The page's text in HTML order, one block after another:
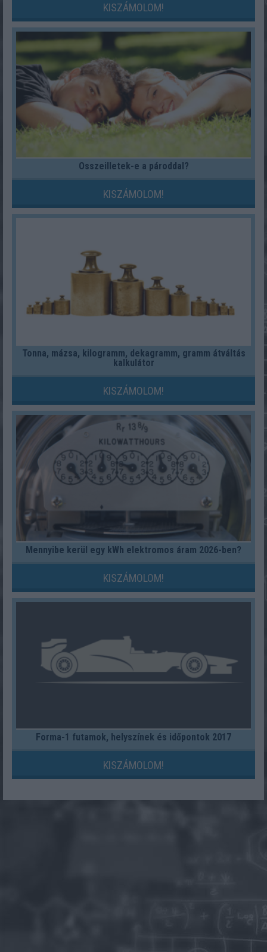
KISZÁMOLOM!
Összeilletek-e a pároddal?
KISZÁMOLOM!
Tonna, mázsa, kilogramm, dekagramm, gramm átváltás
kalkulátor
KISZÁMOLOM!
Mennyibe kerül egy kWh elektromos áram 2026-ben?
KISZÁMOLOM!
Forma-1 futamok, helyszínek és időpontok 2017
KISZÁMOLOM!